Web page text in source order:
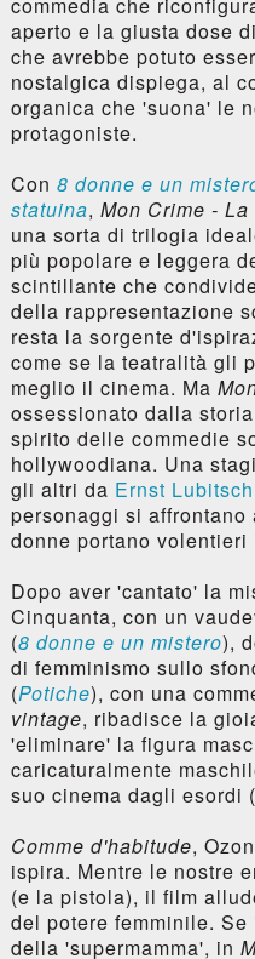
aperto e la giusta dose
che avrebbe potuto
nostalgica dispiega, al
organica che 'suona' le
protagoniste.
Con 8 donne e un
statuina, Mon Crime -
una sorta di trilogia
più popolare e leggera
scintillante che
della rappresentazione
resta la sorgente
come se la teatralità gli
meglio il cinema. Ma
ossessionato dalla
spirito delle commedie
hollywoodiana. Una
gli altri da Ernst Lubitsch
personaggi si
donne portano volentieri
Dopo aver 'cantato' la
Cinquanta, con un
(8 donne e un mistero),
di femminismo sullo
(Potiche), con una
vintage, ribadisce la
'eliminare' la figura
caricaturalmente
suo cinema dagli esordi (
Comme d'habitude,
ispira. Mentre le nostre
(e la pistola), il film
del potere femminile. Se
della 'supermamma', in